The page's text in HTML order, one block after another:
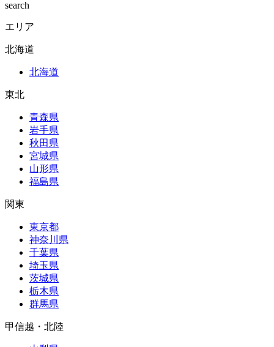
search
エリア
北海道
北海道
東北
青森県
岩手県
秋田県
宮城県
山形県
福島県
関東
東京都
神奈川県
千葉県
埼玉県
茨城県
栃木県
群馬県
甲信越・北陸